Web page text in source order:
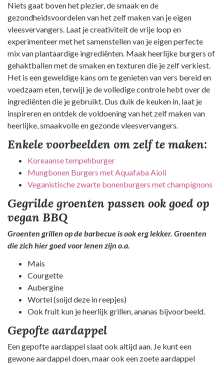
Niets gaat boven het plezier, de smaak en de
gezondheidsvoordelen van het zelf maken van je eigen
vleesvervangers. Laat je creativiteit de vrije loop en
experimenteer met het samenstellen van je eigen perfecte
mix van plantaardige ingrediënten. Maak heerlijke burgers of
gehaktballen met de smaken en texturen die je zelf verkiest.
Het is een geweldige kans om te genieten van vers bereid en
voedzaam eten, terwijl je de volledige controle hebt over de
ingrediënten die je gebruikt. Dus duik de keuken in, laat je
inspireren en ontdek de voldoening van het zelf maken van
heerlijke, smaakvolle en gezonde vleesvervangers.
Enkele voorbeelden om zelf te maken:
Koreaanse tempehburger
Mungbonen Burgers met Aquafaba Aioli
Veganistische zwarte bonenburgers met champignons
Gegrilde groenten passen ook goed op
vegan BBQ
Groenten grillen op de barbecue is ook erg lekker. Groenten
die zich hier goed voor lenen zijn o.a.
Mais
Courgette
Aubergine
Wortel (snijd deze in reepjes)
Ook fruit kun je heerlijk grillen, ananas bijvoorbeeld.
Gepofte aardappel
Een gepofte aardappel slaat ook altijd aan. Je kunt een
gewone aardappel doen, maar ook een zoete aardappel